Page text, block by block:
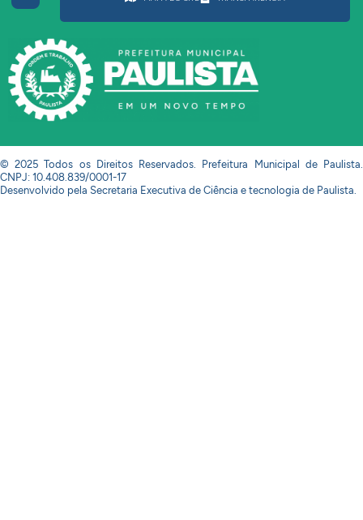
© 2025 Todos os Direitos Reservados. Prefeitura Municipal de Paulista.
CNPJ: 10.408.839/0001-17
Desenvolvido pela Secretaria Executiva de Ciência e tecnologia de Paulista.